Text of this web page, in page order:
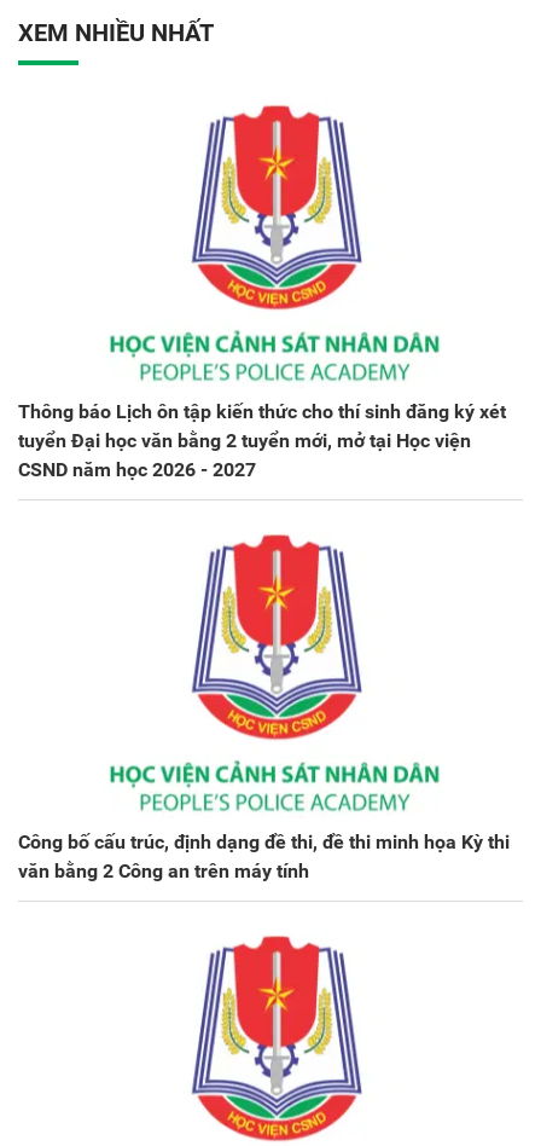
XEM NHIỀU NHẤT
Thông báo Lịch ôn tập kiến thức cho thí sinh đăng ký xét
tuyển Đại học văn bằng 2 tuyển mới, mở tại Học viện
CSND năm học 2026 - 2027
Công bố cấu trúc, định dạng đề thi, đề thi minh họa Kỳ thi
văn bằng 2 Công an trên máy tính